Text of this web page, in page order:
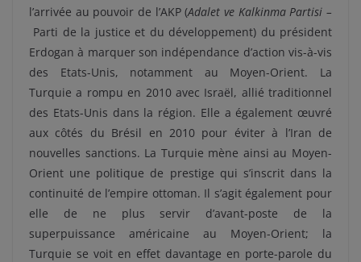
l’arrivée au pouvoir de l’AKP (Adalet ve Kalkinma Partisi –
Parti de la justice et du développement) du président
Erdogan à marquer son indépendance d’action vis-à-vis
des Etats-Unis, notamment au Moyen-Orient. La
Turquie a rompu en 2010 avec Israël, allié traditionnel
des Etats-Unis dans la région. Elle a également œuvré
aux côtés du Brésil en 2010 pour éviter à l’Iran de
nouvelles sanctions. La Turquie mène ainsi au Moyen-
Orient une politique de prestige qui s’inscrit dans la
continuité de l’empire ottoman. Il s’agit également pour
elle de ne plus servir d’avant-poste de la
superpuissance américaine au Moyen-Orient; la
Turquie se voit en effet davantage en porte-parole du